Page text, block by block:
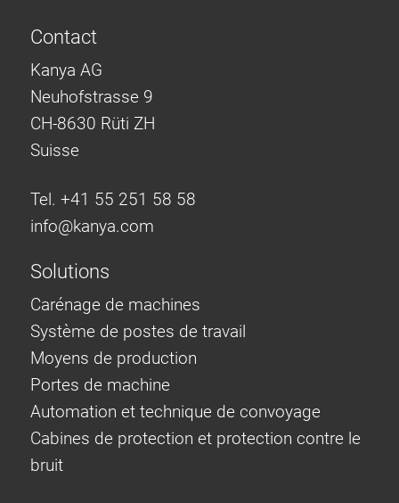
Contact
Kanya AG
Neuhofstrasse 9
CH-8630 Rüti ZH
Suisse
Tel. +41 55 251 58 58
info@kanya.com
Solutions
Carénage de machines
Système de postes de travail
Moyens de production
Portes de machine
Automation et technique de convoyage
Cabines de protection et protection contre le
bruit